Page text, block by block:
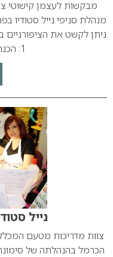
מבקשות לעצמן קישוטי
מנהלת סניפי נייל סטודיו
ניתן לקשט את הציפורניים
1: הכנת הציפורניים ע”י…
נייל
צוות מדריכות מטעם
הכרמל בהנהלתה של